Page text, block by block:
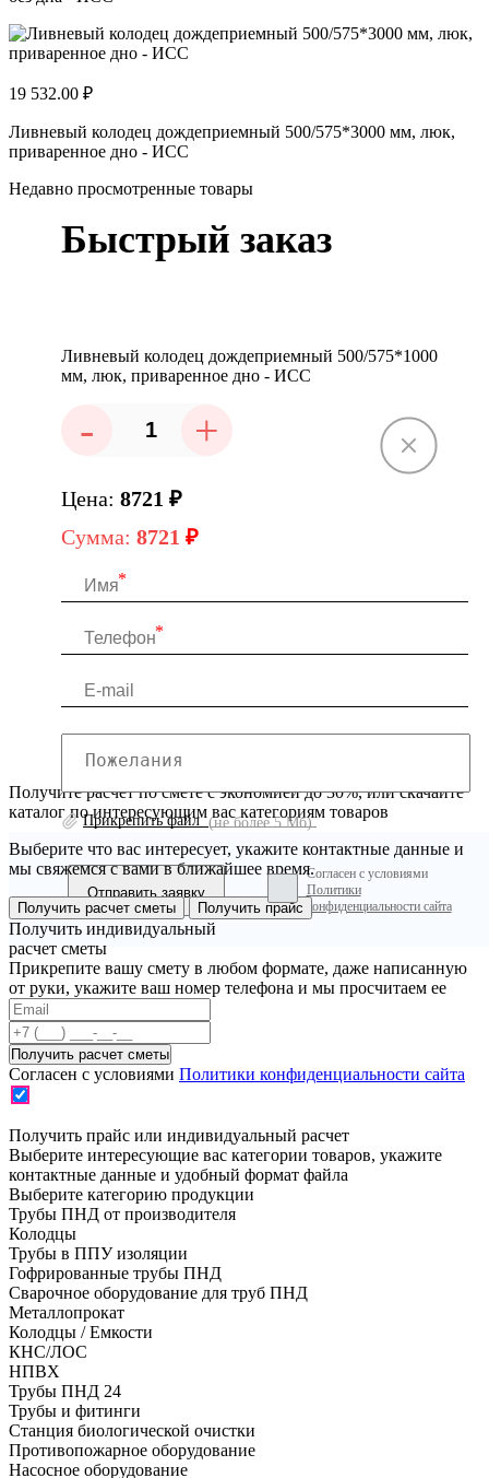
19 532.00 ₽
Ливневый колодец дождеприемный 500/575*3000 мм, люк,
приваренное дно - ИСС
Недавно просмотренные товары
Быстрый заказ
Ливневый колодец дождеприемный 500/575*1000
мм, люк, приваренное дно - ИСС
- +
Цена: 8721 ₽
Сумма: 8721 ₽
Прикрепить файл(не более 5 Мб)
Согласен с условиями
Политики
конфиденциальности сайта
Получите расчет по смете с экономией до 30%, или скачайте
каталог по интересующим вас категориям товаров
Выберите что вас интересует, укажите контактные данные и
мы свяжемся с вами в ближайшее время.
Получить расчет сметы Получить прайс
Получить индивидуальный
расчет сметы
Прикрепите вашу смету в любом формате, даже написанную
от руки, укажите ваш номер телефона и мы просчитаем ее
Согласен с условиями Политики конфиденциальности сайта
Получить прайс или индивидуальный расчет
Выберите интересующие вас категории товаров, укажите
контактные данные и удобный формат файла
Выберите категорию продукции
Трубы ПНД от производителя
Колодцы
Трубы в ППУ изоляции
Гофрированные трубы ПНД
Сварочное оборудование для труб ПНД
Металлопрокат
Колодцы / Емкости
КНС/ЛОС
НПВХ
Трубы ПНД 24
Трубы и фитинги
Cтанция биологической очистки
Противопожарное оборудование
Насосное оборудование